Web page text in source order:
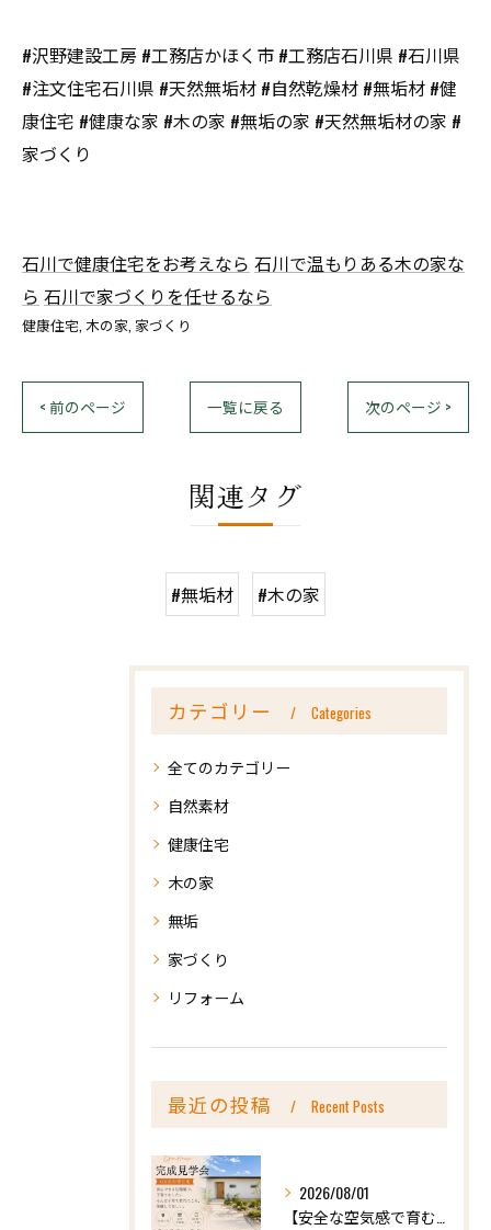
#沢野建設工房 #工務店かほく市 #工務店石川県 #石川県
#注文住宅石川県 #天然無垢材 #自然乾燥材 #無垢材 #健
康住宅 #健康な家 #木の家 #無垢の家 #天然無垢材の家 #
家づくり
石川で健康住宅をお考えなら 石川で温もりある木の家な
ら 石川で家づくりを任せるなら
健康住宅 木の家 家づくり
< 前のページ 一覧に戻る 次のページ >
関連タグ
#無垢材 #木の家
カテゴリー Categories
全てのカテゴリー
自然素材
健康住宅
木の家
無垢
家づくり
リフォーム
最近の投稿 Recent Posts
2026/08/01
【安全な空気感で育む、天然木の家ー完成内見会】